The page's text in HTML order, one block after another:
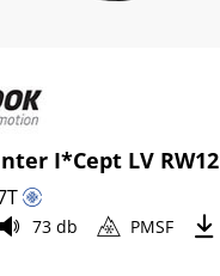
I*Cept LV RW12
T
73 db PMSF